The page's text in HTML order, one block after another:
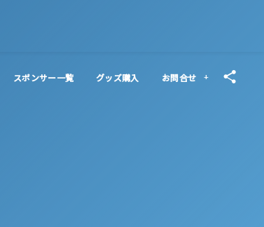
スポンサー一覧 グッズ購入 お問合せ